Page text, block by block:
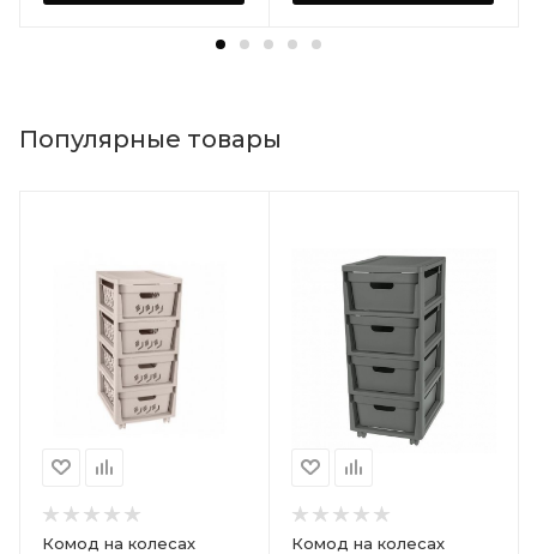
Популярные товары
Комод на колесах
Комод на колесах